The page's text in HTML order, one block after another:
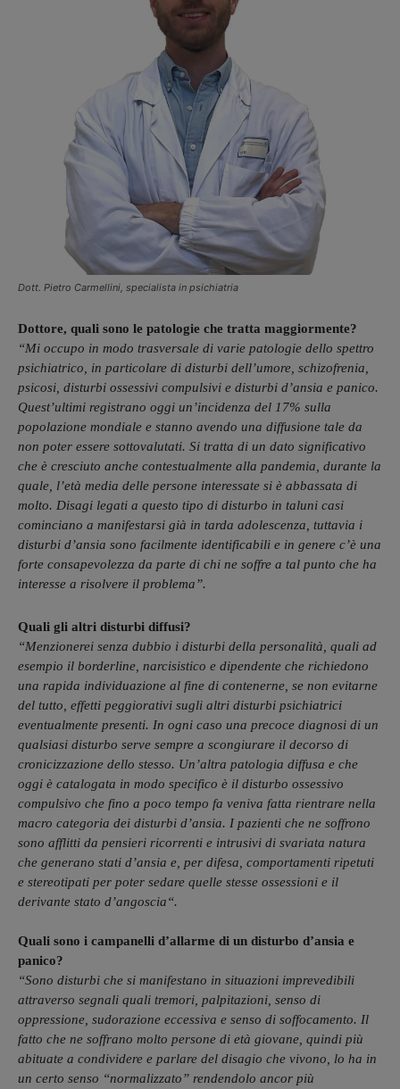
Dott. Pietro Carmellini, specialista in psichiatria
Dottore, quali sono le patologie che tratta maggiormente?
“Mi occupo in modo trasversale di varie patologie dello spettro
psichiatrico, in particolare di disturbi dell’umore, schizofrenia,
psicosi, disturbi ossessivi compulsivi e disturbi d’ansia e panico.
Quest’ultimi registrano oggi un’incidenza del 17% sulla
popolazione mondiale e stanno avendo una diffusione tale da
non poter essere sottovalutati. Si tratta di un dato significativo
che è cresciuto anche contestualmente alla pandemia, durante la
quale, l’età media delle persone interessate si è abbassata di
molto. Disagi legati a questo tipo di disturbo in taluni casi
cominciano a manifestarsi già in tarda adolescenza, tuttavia i
disturbi d’ansia sono facilmente identificabili e in genere c’è una
forte consapevolezza da parte di chi ne soffre a tal punto che ha
interesse a risolvere il problema”.
Quali gli altri disturbi diffusi?
“Menzionerei senza dubbio i disturbi della personalità, quali ad
esempio il borderline, narcisistico e dipendente che richiedono
una rapida individuazione al fine di contenerne, se non evitarne
del tutto, effetti peggiorativi sugli altri disturbi psichiatrici
eventualmente presenti. In ogni caso una precoce diagnosi di un
qualsiasi disturbo serve sempre a scongiurare il decorso di
cronicizzazione dello stesso. Un’altra patologia diffusa e che
oggi è catalogata in modo specifico è il disturbo ossessivo
compulsivo che fino a poco tempo fa veniva fatta rientrare nella
macro categoria dei disturbi d’ansia. I pazienti che ne soffrono
sono afflitti da pensieri ricorrenti e intrusivi di svariata natura
che generano stati d’ansia e, per difesa, comportamenti ripetuti
e stereotipati per poter sedare quelle stesse ossessioni e il
derivante stato d’angoscia“.
Quali sono i campanelli d’allarme di un disturbo d’ansia e
panico?
“Sono disturbi che si manifestano in situazioni imprevedibili
attraverso segnali quali tremori, palpitazioni, senso di
oppressione, sudorazione eccessiva e senso di soffocamento. Il
fatto che ne soffrano molto persone di età giovane, quindi più
abituate a condividere e parlare del disagio che vivono, lo ha in
un certo senso “normalizzato” rendendolo ancor più